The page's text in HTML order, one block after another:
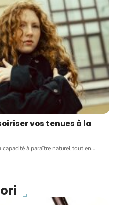
vos tenues à la
à paraître naturel tout en…